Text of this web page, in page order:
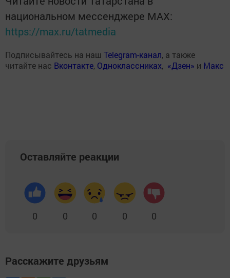
национальном мессенджере MАХ:
https://max.ru/tatmedia
Подписывайтесь на наш Telegram-канал, а также
читайте нас Вконтакте, Одноклассниках, «Дзен» и Макс
Оставляйте реакции
0 0 0 0 0
Расскажите друзьям